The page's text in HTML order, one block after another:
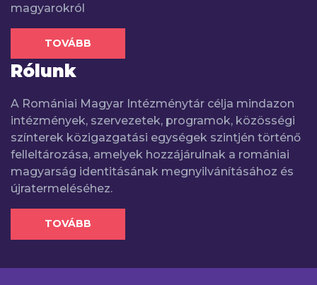
magyarokról
TOVÁBB
Rólunk
A Romániai Magyar Intézménytár célja mindazon
intézmények, szervezetek, programok, közösségi
színterek közigazgatási egységek szintjén történő
felleltározása, amelyek hozzájárulnak a romániai
magyarság identitásának megnyilvánításához és
újratermeléséhez.
TOVÁBB